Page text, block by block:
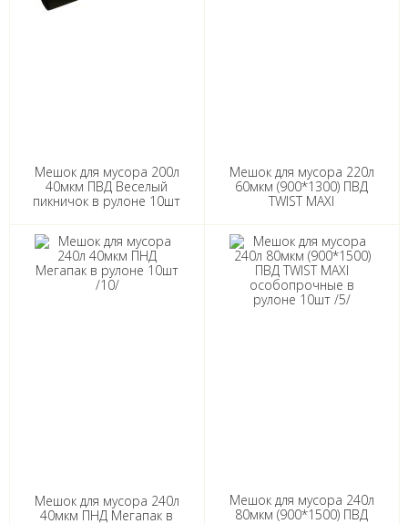
Мешок для мусора 200л
40мкм ПВД Веселый
пикничок в рулоне 10шт
Мешок для мусора 220л
60мкм (900*1300) ПВД
TWIST MAXI
Мешок для мусора 240л
40мкм ПНД Мегапак в
Мешок для мусора 240л
80мкм (900*1500) ПВД